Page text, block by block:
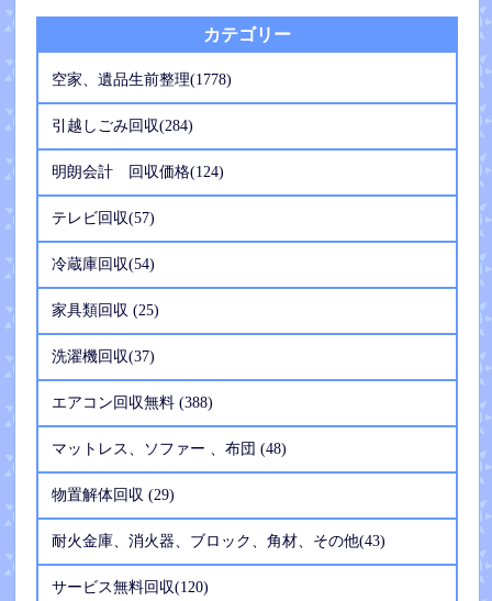
カテゴリー
空家、遺品生前整理(1778)
引越しごみ回収(284)
明朗会計 回収価格(124)
テレビ回収(57)
冷蔵庫回収(54)
家具類回収 (25)
洗濯機回収(37)
エアコン回収無料 (388)
マットレス、ソファー 、布団 (48)
物置解体回収 (29)
耐火金庫、消火器、ブロック、角材、その他(43)
サービス無料回収(120)